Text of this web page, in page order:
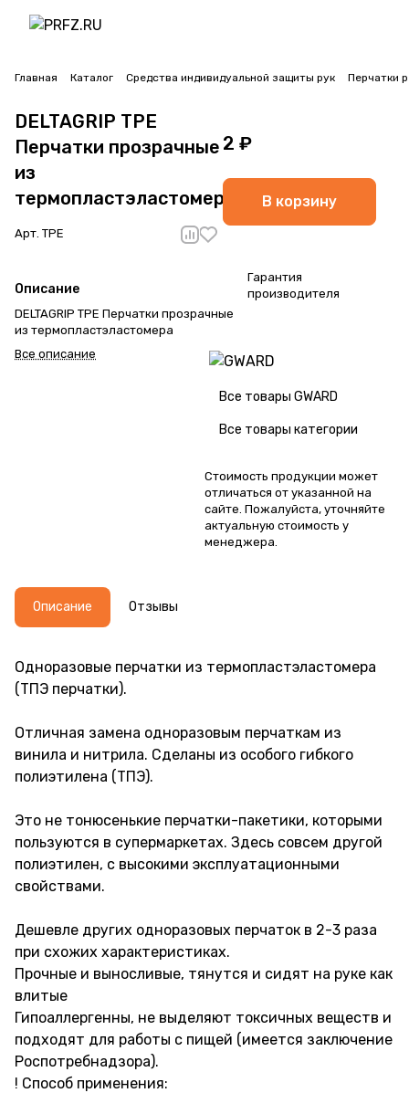
Главная Каталог Средства индивидуальной защиты рук Перчатки
DELTAGRIP TPE
Перчатки прозрачные
из
термопластэластомера
Арт. TPE
Описание
DELTAGRIP TPE Перчатки прозрачные
из термопластэластомера
Все описание
2 ₽
В корзину
Гарантия
производителя
Все товары GWARD
Все товары категории
Стоимость продукции может
отличаться от указанной на
сайте. Пожалуйста, уточняйте
актуальную стоимость у
менеджера.
Описание Отзывы
Одноразовые перчатки из термопластэластомера
(ТПЭ перчатки).
Отличная замена одноразовым перчаткам из
винила и нитрила. Сделаны из особого гибкого
полиэтилена (ТПЭ).
Это не тонюсенькие перчатки-пакетики, которыми
пользуются в супермаркетах. Здесь совсем другой
полиэтилен, с высокими эксплуатационными
свойствами.
Дешевле других одноразовых перчаток в 2-3 раза
при схожих характеристиках.
Прочные и выносливые, тянутся и сидят на руке как
влитые
Гипоаллергенны, не выделяют токсичных веществ и
подходят для работы с пищей (имеется заключение
Роспотребнадзора).
! Способ применения: